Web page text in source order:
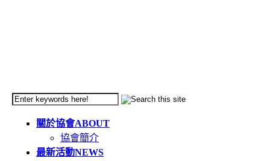
關於協會ABOUT
協會簡介
最新活動NEWS